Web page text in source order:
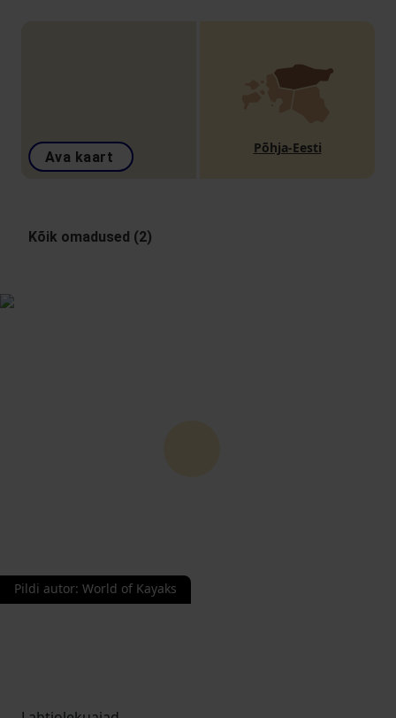
Ava kaart
Põhja-Eesti
Kõik omadused (2)
Pildi autor: World of Kayaks